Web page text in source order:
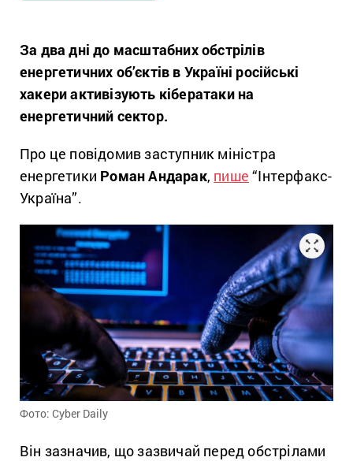
За два дні до масштабних обстрілів
енергетичних об’єктів в Україні російські
хакери активізують кібератаки на
енергетичний сектор.
Про це повідомив заступник міністра
енергетики Роман Андарак, пише “Інтерфакс-
Україна”.
Фото: Cyber Daily
Він зазначив, що зазвичай перед обстрілами